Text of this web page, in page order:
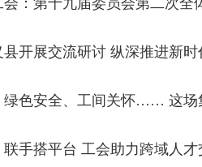
县开展交流研讨 纵深推进新
手搭平台 工会助力跨域人才